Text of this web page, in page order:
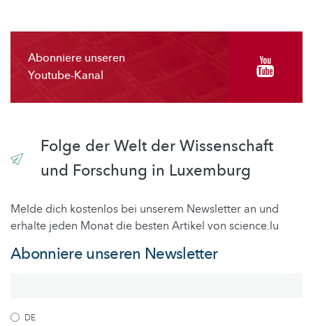
Abonniere unseren
Youtube-Kanal
Folge der Welt der Wissenschaft
und Forschung in Luxemburg
Melde dich kostenlos bei unserem Newsletter an und
erhalte jeden Monat die besten Artikel von science.lu
Abonniere unseren Newsletter
DE